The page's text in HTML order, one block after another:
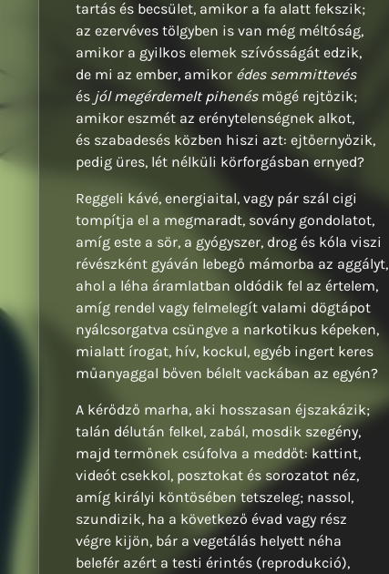
tartás és becsület, amikor a fa alatt fekszik;
az ezervéves tölgyben is van még méltóság,
amikor a gyilkos elemek szívósságát edzik,
de mi az ember, amikor édes semmittevés
és jól megérdemelt pihenésmögé rejtőzik;
amikor eszmét az erénytelenségnek alkot,
és szabadesés közben hiszi azt: ejtőernyőzik,
pedig üres, lét nélküli körforgásban ernyed?
Reggeli kávé, energiaital, vagy pár szál cigi
tompítja el a megmaradt, sovány gondolatot,
amíg este a sör, a gyógyszer, drog és kóla viszi
révészként gyáván lebegő mámorba az aggályt,
ahol a léha áramlatban oldódik fel az értelem,
amíg rendel vagy felmelegít valami dögtápot
nyálcsorgatva csüngve a narkotikus képeken,
mialatt írogat, hív, kockul, egyéb ingert keres
műanyaggal bőven bélelt vackában az egyén?
A kérődző marha, aki hosszasan éjszakázik;
talán délután felkel, zabál, mosdik szegény,
majd termőnek csúfolva a meddőt: kattint,
videót csekkol, posztokat és sorozatot néz,
amíg királyi köntösében tetszeleg; nassol,
szundizik, ha a következő évad vagy rész
végre kijön, bár a vegetálás helyett néha
belefér azért a testi érintés (reprodukció),